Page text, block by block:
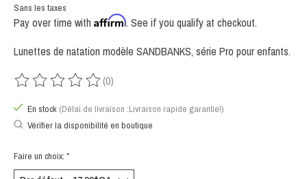
Sans les taxes
Pay over time with Affirm. See if you qualify at checkout.
Lunettes de natation modèle SANDBANKS, série Pro pour enfants.
Ce produit est évalué à
(0)
En stock (Délai de livraison :Livraison rapide garantie!)
Vérifier la disponibilité en boutique
Faire un choix: *